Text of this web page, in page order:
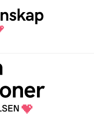
dig att bli en
sektors- eller